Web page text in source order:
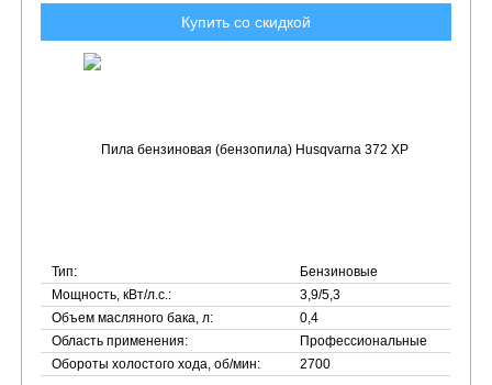
Купить со скидкой
Тип:
Бензиновые
Мощность, кВт/л.с.:
3,9/5,3
Объем масляного бака, л:
0,4
Область применения:
Профессиональные
Обороты холостого хода, об/мин:
2700